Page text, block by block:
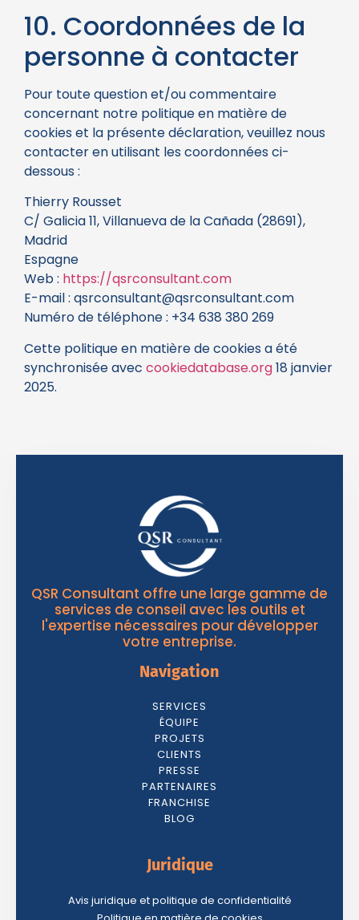
10. Coordonnées de la
personne à contacter
Pour toute question et/ou commentaire
concernant notre politique en matière de
cookies et la présente déclaration, veuillez nous
contacter en utilisant les coordonnées ci-
dessous :
Thierry Rousset
C/ Galicia 11, Villanueva de la Cañada (28691),
Madrid
Espagne
Web : https://qsrconsultant.com
E-mail : qsrconsultant@qsrconsultant.com
Numéro de téléphone : +34 638 380 269
Cette politique en matière de cookies a été
synchronisée avec cookiedatabase.org18 janvier
2025.
QSR Consultant offre une large gamme de
services de conseil avec les outils et
l'expertise nécessaires pour développer
votre entreprise.
Navigation
SERVICES
ÉQUIPE
PROJETS
CLIENTS
PRESSE
PARTENAIRES
FRANCHISE
BLOG
Juridique
Avis juridique et politique de confidentialité